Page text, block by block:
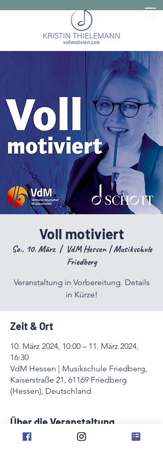
Voll motiviert
So., 10. März
  |
VdM Hessen | Musikschule
Friedberg
Veranstaltung in Vorbereitung. Details
in Kürze!
Zeit & Ort
10. März 2024, 10:00 – 11. März 2024,
16:30
VdM Hessen | Musikschule Friedberg,
Kaiserstraße 21, 61169 Friedberg
(Hessen), Deutschland
Über die Veranstaltung
Veranstaltung in Vorbereitung. Details in